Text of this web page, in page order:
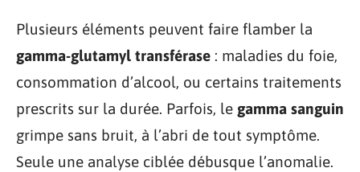
Plusieurs éléments peuvent faire flamber la
gamma-glutamyl transférase : maladies du foie,
consommation d’alcool, ou certains traitements
prescrits sur la durée. Parfois, le gamma sanguin
grimpe sans bruit, à l’abri de tout symptôme.
Seule une analyse ciblée débusque l’anomalie.